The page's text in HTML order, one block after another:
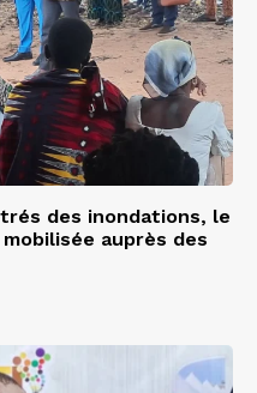
des inondations, le
mobilisée auprès des